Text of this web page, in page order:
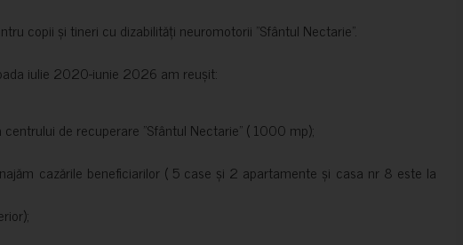
copii și tineri cu dizabilități neuromotorii ”Sfântul Nectarie”.
iulie 2020-iunie 2026 am reușit:
de recuperare ”Sfântul Nectarie” ( 1000 mp);
cazările beneficiarilor ( 5 case și 2 apartamente și casa nr 8 este la